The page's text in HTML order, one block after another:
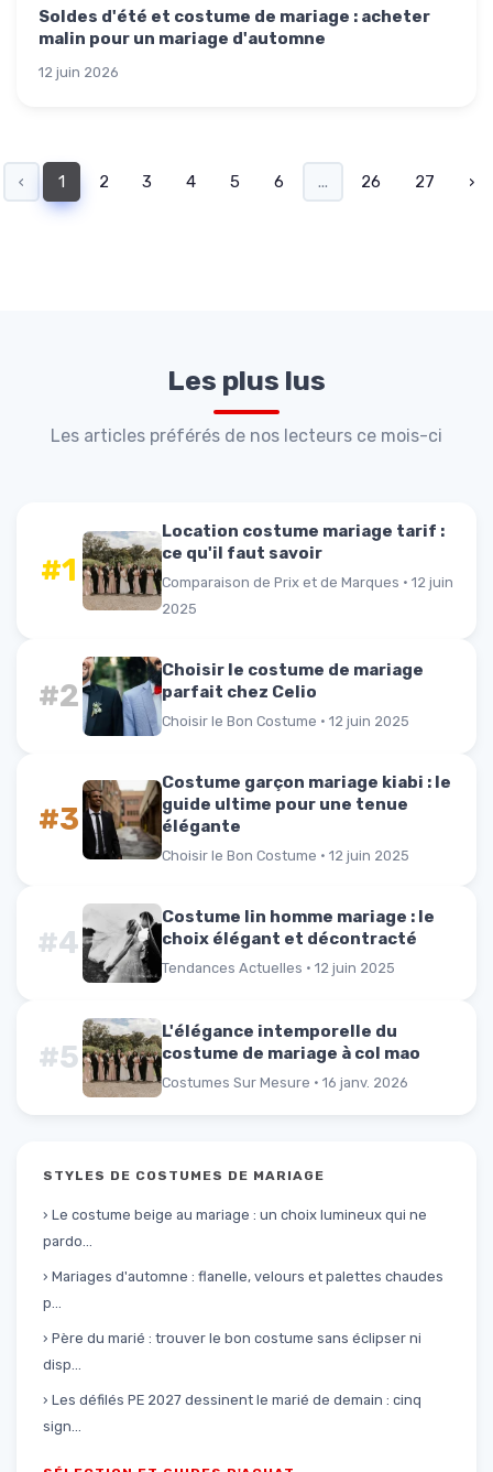
Soldes d'été et costume de mariage : acheter
malin pour un mariage d'automne
12 juin 2026
‹ 1 2 3 4 5 6 ... 26 27 ›
Les plus lus
Les articles préférés de nos lecteurs ce mois-ci
#1
Location costume mariage tarif :
ce qu'il faut savoir
Comparaison de Prix et de Marques · 12 juin
2025
#2
Choisir le costume de mariage
parfait chez Celio
Choisir le Bon Costume · 12 juin 2025
#3
Costume garçon mariage kiabi : le
guide ultime pour une tenue
élégante
Choisir le Bon Costume · 12 juin 2025
#4
Costume lin homme mariage : le
choix élégant et décontracté
Tendances Actuelles · 12 juin 2025
#5
L'élégance intemporelle du
costume de mariage à col mao
Costumes Sur Mesure · 16 janv. 2026
STYLES DE COSTUMES DE MARIAGE
› Le costume beige au mariage : un choix lumineux qui ne
pardo...
› Mariages d'automne : flanelle, velours et palettes chaudes
p...
› Père du marié : trouver le bon costume sans éclipser ni
disp...
› Les défilés PE 2027 dessinent le marié de demain : cinq
sign...